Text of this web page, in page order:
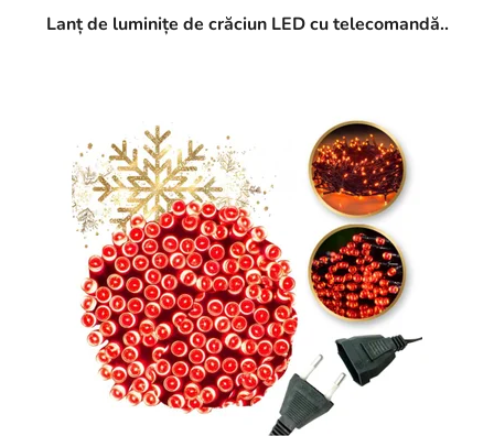
Lanț de luminițe de crăciun LED cu telecomandă..